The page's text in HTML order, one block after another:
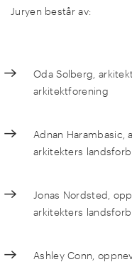
Juryen består av:
Oda Solberg,
arkitektforening
Adnan Harambasic,
arkitekters
Jonas Nordsted,
arkitekters
Ashley Conn,